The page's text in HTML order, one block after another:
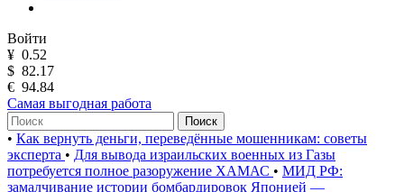
Войти
¥ 0.52
$ 82.17
€ 94.84
Самая выгодная работа
Поиск
• Как вернуть деньги, переведённые мошенникам: советы
эксперта • Для вывода израильских военных из Газы
потребуется полное разоружение ХАМАС • МИД РФ:
замалчивание истории бомбардировок Японией —